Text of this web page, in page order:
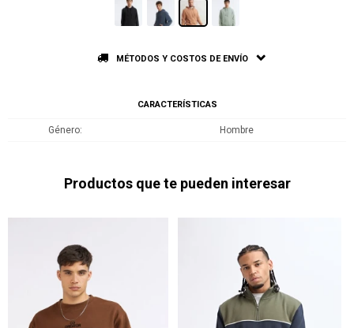
MÉTODOS Y COSTOS DE ENVÍO
CARACTERÍSTICAS
Género Hombre
Productos que te pueden interesar